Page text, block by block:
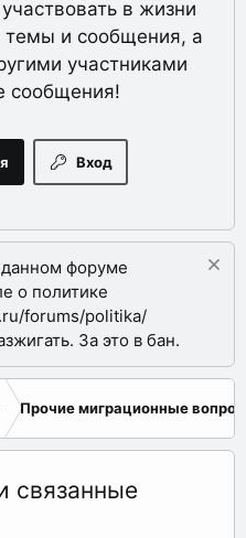
в жизни
темы и сообщения, а
участниками
сообщения!
Вход
форуме
о политике
forums/politika/
За это в бан.
Прочие миграционные
связанные